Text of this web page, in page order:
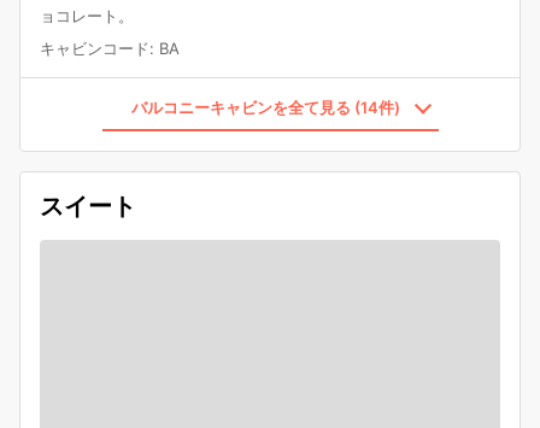
ョコレート。
キャビンコード: BA
バルコニーキャビンを全て見る (14件)
スイート